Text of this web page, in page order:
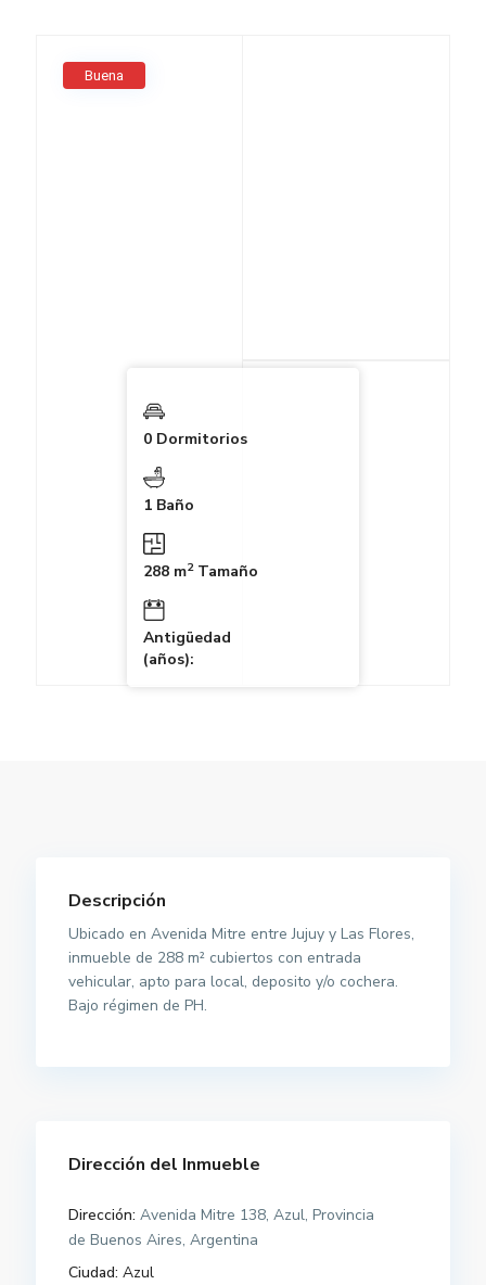
Buena
0 Dormitorios
1 Baño
288 m2Tamaño
Antigüedad
(años):
Descripción
Ubicado en Avenida Mitre entre Jujuy y Las Flores,
inmueble de 288 m² cubiertos con entrada
vehicular, apto para local, deposito y/o cochera.
Bajo régimen de PH.
Dirección del Inmueble
Dirección: Avenida Mitre 138, Azul, Provincia
de Buenos Aires, Argentina
Ciudad: Azul